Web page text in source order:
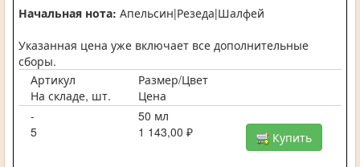
Начальная нота: Апельсин|Резеда|Шалфей
Указанная цена уже включает все дополнительные
сборы.
Артикул
Размер/Цвет
На складе, шт.
Цена
-
50 мл
5
1 143,00 ₽ Купить